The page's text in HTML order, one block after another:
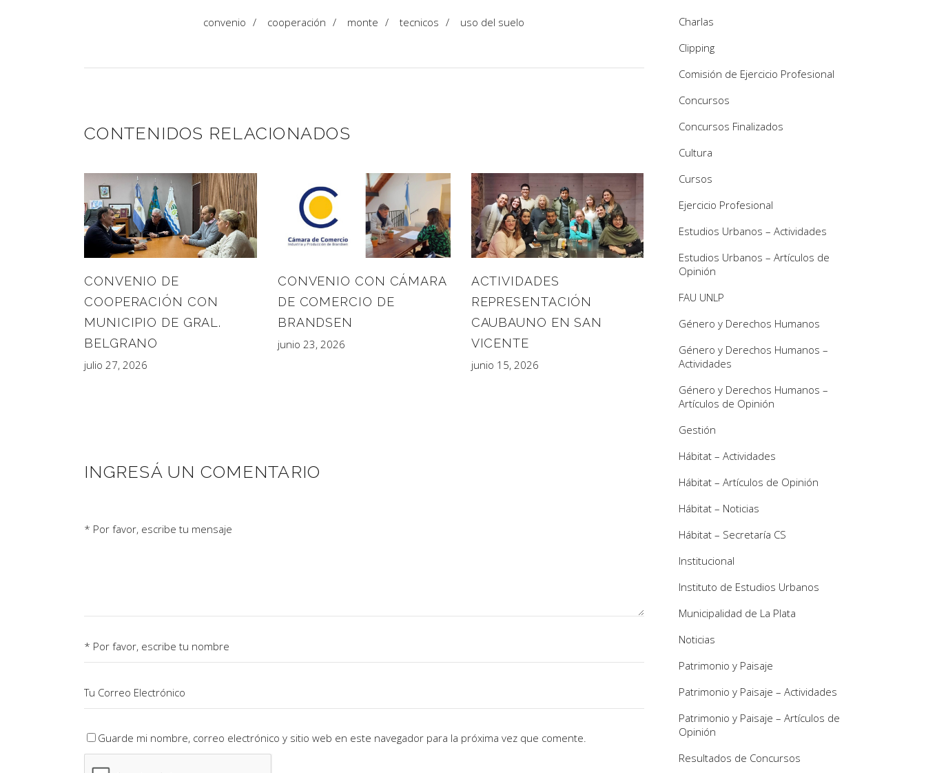
convenio / cooperación / monte / tecnicos / uso del suelo
CONTENIDOS RELACIONADOS
CONVENIO DE
COOPERACIÓN CON
MUNICIPIO DE GRAL.
BELGRANO
julio 27, 2026
CONVENIO CON CÁMARA
DE COMERCIO DE
BRANDSEN
junio 23, 2026
ACTIVIDADES
REPRESENTACIÓN
CAUBAUNO EN SAN
VICENTE
junio 15, 2026
INGRESÁ UN COMENTARIO
Guarde mi nombre, correo electrónico y sitio web en este navegador para la próxima vez que comente.
Charlas
Clipping
Comisión de Ejercicio Profesional
Concursos
Concursos Finalizados
Cultura
Cursos
Ejercicio Profesional
Estudios Urbanos – Actividades
Estudios Urbanos – Artículos de
Opinión
FAU UNLP
Género y Derechos Humanos
Género y Derechos Humanos –
Actividades
Género y Derechos Humanos –
Artículos de Opinión
Gestión
Hábitat – Actividades
Hábitat – Artículos de Opinión
Hábitat – Noticias
Hábitat – Secretaría CS
Institucional
Instituto de Estudios Urbanos
Municipalidad de La Plata
Noticias
Patrimonio y Paisaje
Patrimonio y Paisaje – Actividades
Patrimonio y Paisaje – Artículos de
Opinión
Resultados de Concursos